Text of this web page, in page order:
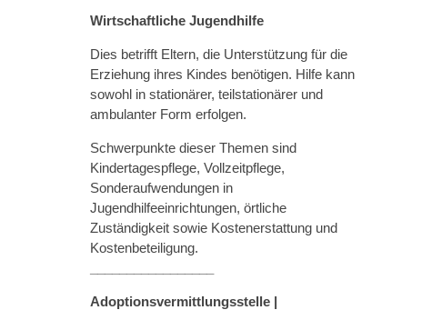
Wirtschaftliche Jugendhilfe
Dies betrifft Eltern, die Unterstützung für die
Erziehung ihres Kindes benötigen. Hilfe kann
sowohl in stationärer, teilstationärer und
ambulanter Form erfolgen.
Schwerpunkte dieser Themen sind
Kindertagespflege, Vollzeitpflege,
Sonderaufwendungen in
Jugendhilfeeinrichtungen, örtliche
Zuständigkeit sowie Kostenerstattung und
Kostenbeteiligung.
Adoptionsvermittlungsstelle |